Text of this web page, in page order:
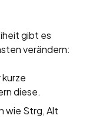
gibt es
verändern:
diese.
wie Strg, Alt